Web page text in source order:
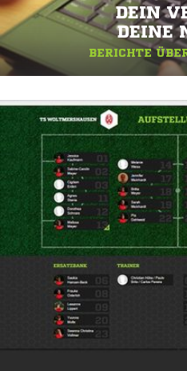
DEIN
DEINE
BERICHTE